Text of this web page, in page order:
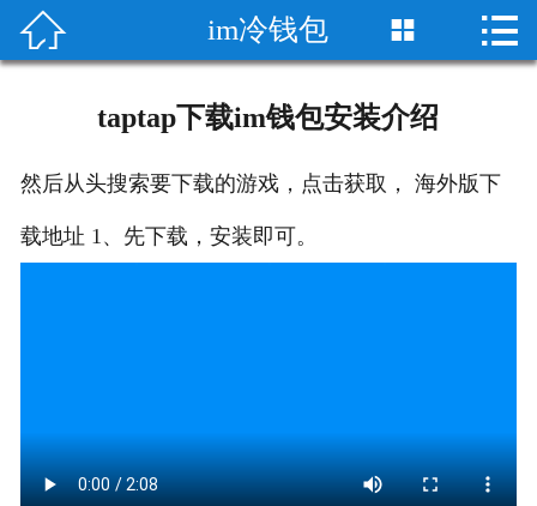
首页
im资讯
 im冷钱包  
taptap下载im钱包安装介绍
然后从头搜索要下载的游戏，点击获取， 海外版下
载地址 1、先下载，安装即可。